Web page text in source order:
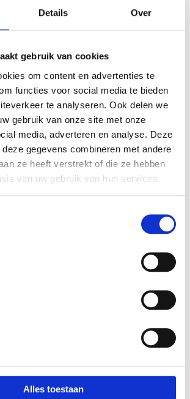
Details Over
gebruik van cookies
om content en advertenties te
functies voor social media te bieden
te analyseren. Ook delen we
gebruik van onze site met onze
media, adverteren en analyse. Deze
gegevens combineren met andere
ze heeft verstrekt of die ze hebben
van uw gebruik van hun services.
Alles toestaan
Stekkerdoos
6 stopcontacten
VOOR U?
connectus met schakelaar
€ 24,95